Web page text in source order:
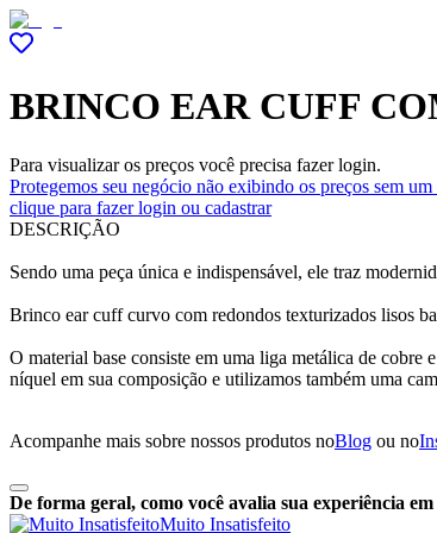
BRINCO EAR CUFF
Para visualizar os preços você precisa fazer login.
Protegemos seu negócio não exibindo os preços sem
clique para fazer login ou cadastrar
DESCRIÇÃO
Sendo uma peça única e indispensável, ele traz
Brinco ear cuff curvo com redondos texturizados lisos
O material base consiste em uma liga metálica de cobre
níquel em sua composição e utilizamos também uma
Acompanhe mais sobre nossos produtos noBlog ou no
De forma geral, como você avalia sua experiência em
Muito Insatisfeito